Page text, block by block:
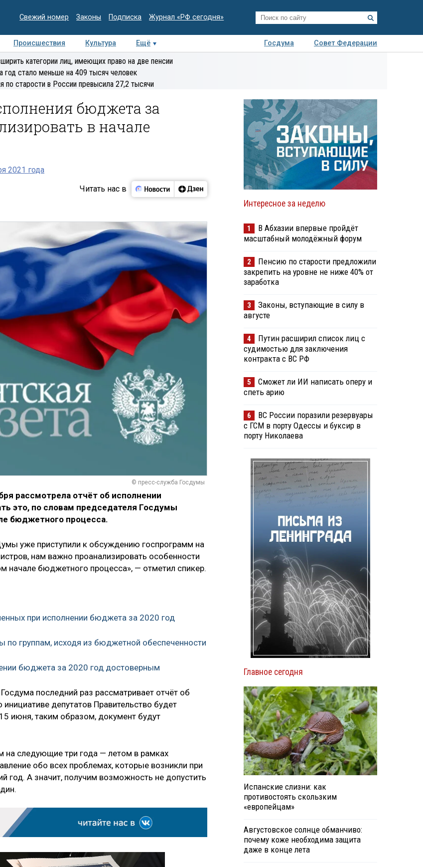
Свежий номер Законы Подписка Журнал «РФ сегодня»
Происшествия Культура Ещё Госдума
Совет Федерации
Интервью Колумнисты
Деловая
категории лиц, имеющих право на две пенсии
год стало меньше на 409 тысяч человек
по старости в России превысила 27,2 тысячи
бюджета за
в начале
2021 года
Читать нас в
© пресс-служба Госдумы
рассмотрела отчёт об исполнении
это, по словам председателя Госдумы
бюджетного процесса.
уже приступили к обсуждению госпрограмм на
нам важно проанализировать особенности
бюджетного процесса», — отметил спикер.
при исполнении бюджета за 2020 год
по группам, исходя из бюджетной обеспеченности
бюджета за 2020 год достоверным
последний раз рассматривает отчёт об
депутатов Правительство будет
июня, таким образом, документ будут
следующие три года — летом в рамках
обо всех проблемах, которые возникли при
А значит, получим возможность не допустить
Интересное за неделю
1
В Абхазии впервые пройдёт
масштабный молодёжный форум
2
Пенсию по старости предложили
закрепить на уровне не ниже 40% от
заработка
3
Законы, вступающие в силу в
августе
4
Путин расширил список лиц с
судимостью для заключения
контракта с ВС РФ
5
Сможет ли ИИ написать оперу и
спеть арию
6
ВС России поразили резервуары
с ГСМ в порту Одессы и буксир в
порту Николаева
Главное сегодня
Испанские слизни: как
противостоять скользким
«европейцам»
Августовское солнце обманчиво:
почему коже необходима защита
даже в конце лета